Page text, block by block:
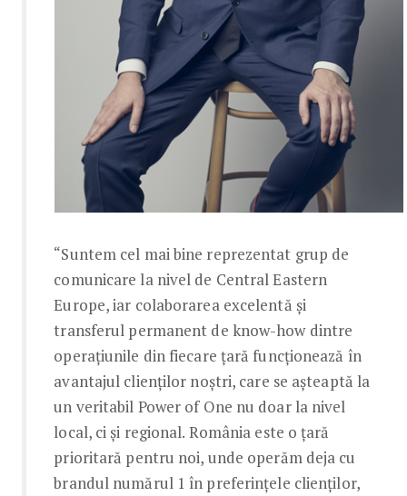
“Suntem cel mai bine reprezentat grup de
comunicare la nivel de Central Eastern
Europe, iar colaborarea excelentă și
transferul permanent de know-how dintre
operațiunile din fiecare țară funcționează în
avantajul clienților noștri, care se așteaptă la
un veritabil Power of One nu doar la nivel
local, ci și regional. România este o țară
prioritară pentru noi, unde operăm deja cu
brandul numărul 1 în preferințele clienților,